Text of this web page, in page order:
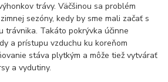
trávy. Väčšinou sa problém
sezóny, kedy by sme mali začať s
trávnika. Takáto pokrývka účinne
a prístupu vzduchu ku koreňom
stáva plytkým a môže tiež vytvárať
a vydutiny.